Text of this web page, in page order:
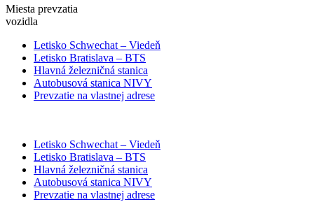
Miesta prevzatia
vozidla
Letisko Schwechat – Viedeň
Letisko Bratislava – BTS
Hlavná železničná stanica
Autobusová stanica NIVY
Prevzatie na vlastnej adrese
Letisko Schwechat – Viedeň
Letisko Bratislava – BTS
Hlavná železničná stanica
Autobusová stanica NIVY
Prevzatie na vlastnej adrese